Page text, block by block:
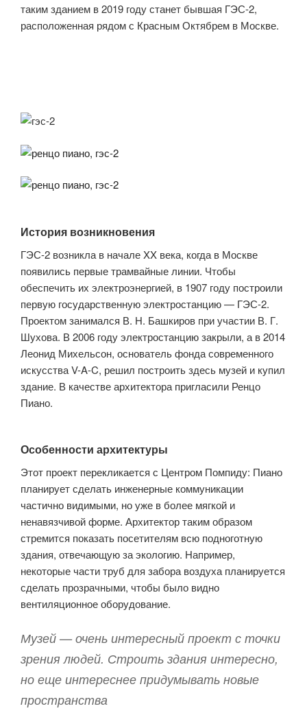
таким зданием в 2019 году станет бывшая ГЭС-2,
расположенная рядом с Красным Октябрем в Москве.
История возникновения
ГЭС-2 возникла в начале XX века, когда в Москве
появились первые трамвайные линии. Чтобы
обеспечить их электроэнергией, в 1907 году построили
первую государственную электростанцию — ГЭС-2.
Проектом занимался В. Н. Башкиров при участии В. Г.
Шухова. В 2006 году электростанцию закрыли, а в 2014
Леонид Михельсон, основатель фонда современного
искусства V-A-C, решил построить здесь музей и купил
здание. В качестве архитектора пригласили Ренцо
Пиано.
Особенности архитектуры
Этот проект перекликается с Центром Помпиду: Пиано
планирует сделать инженерные коммуникации
частично видимыми, но уже в более мягкой и
ненавязчивой форме. Архитектор таким образом
стремится показать посетителям всю подноготную
здания, отвечающую за экологию. Например,
некоторые части труб для забора воздуха планируется
сделать прозрачными, чтобы было видно
вентиляционное оборудование.
Музей — очень интересный проект с точки
зрения людей. Строить здания интересно,
но еще интереснее придумывать новые
пространства